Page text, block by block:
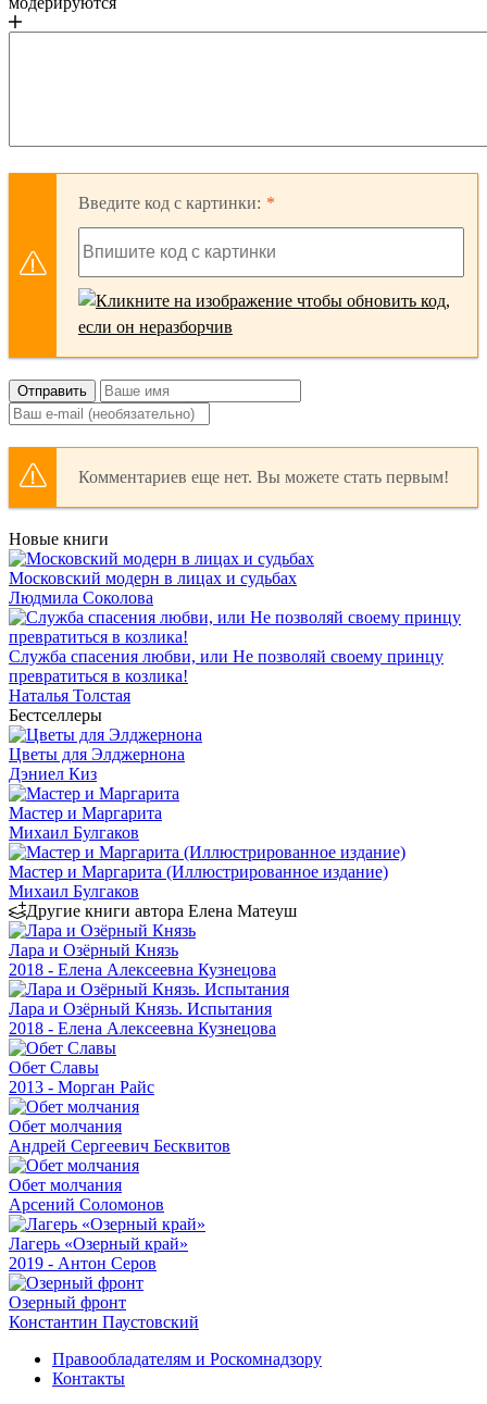
Введите код с картинки:
Отправить
Комментариев еще нет. Вы можете стать первым!
Новые книги
Московский модерн в лицах и судьбах
Людмила Соколова
Служба спасения любви, или Не позволяй своему принцу
превратиться в козлика!
Наталья Толстая
Бестселлеры
Цветы для Элджернона
Дэниел Киз
Мастер и Маргарита
Михаил Булгаков
Мастер и Маргарита (Иллюстрированное издание)
Михаил Булгаков
Другие книги автора Елена Матеуш
Лара и Озёрный Князь
2018 - Елена Алексеевна Кузнецова
Лара и Озёрный Князь. Испытания
2018 - Елена Алексеевна Кузнецова
Обет Славы
2013 - Морган Райс
Обет молчания
Андрей Сергеевич Бесквитов
Обет молчания
Арсений Соломонов
Лагерь «Озерный край»
2019 - Антон Серов
Озерный фронт
Константин Паустовский
Правообладателям и Роскомнадзору
Контакты